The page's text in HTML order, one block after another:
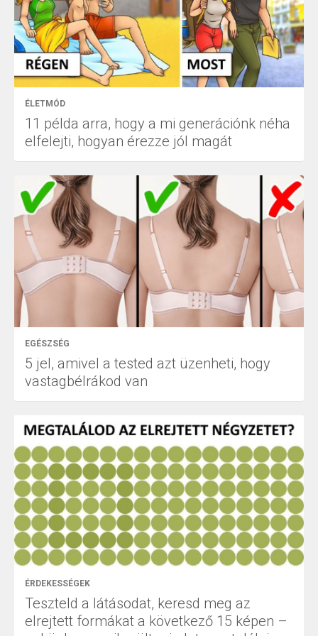
ÉLETMÓD
11 példa arra, hogy a mi generációnk néha
elfelejti, hogyan érezze jól magát
EGÉSZSÉG
5 jel, amivel a tested azt üzenheti, hogy
vastagbélrákod van
ÉRDEKESSÉGEK
Teszteld a látásodat, keresd meg az
elrejtett formákat a következő 15 képen –